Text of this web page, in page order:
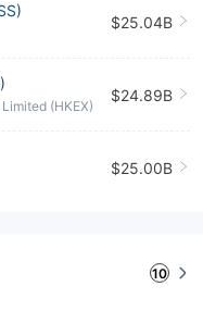
$25.04B
(HKEX)
$24.89B
$25.00B
10